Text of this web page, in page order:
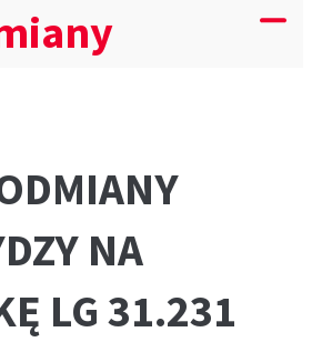
NA
LG 31.231